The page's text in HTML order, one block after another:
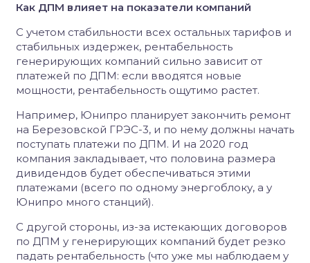
Как ДПМ влияет на показатели компаний
С учетом стабильности всех остальных тарифов и
стабильных издержек, рентабельность
генерирующих компаний сильно зависит от
платежей по ДПМ: если вводятся новые
мощности, рентабельность ощутимо растет.
Например, Юнипро планирует закончить ремонт
на Березовской ГРЭС-3, и по нему должны начать
поступать платежи по ДПМ. И на 2020 год
компания закладывает, что половина размера
дивидендов будет обеспечиваться этими
платежами (всего по одному энергоблоку, а у
Юнипро много станций).
С другой стороны, из-за истекающих договоров
по ДПМ у генерирующих компаний будет резко
падать рентабельность (что уже мы наблюдаем у